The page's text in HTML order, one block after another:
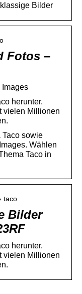
Bilder
Fotos –
Images
herunter.
vielen Millionen
Taco sowie
Wählen
Taco in
taco
Bilder
herunter.
vielen Millionen